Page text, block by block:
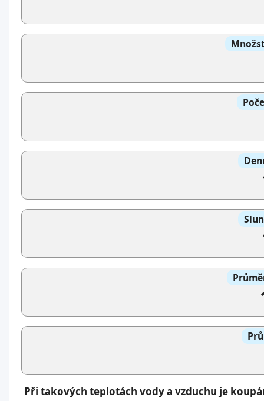
Při takových teplotách vody a vzduchu je